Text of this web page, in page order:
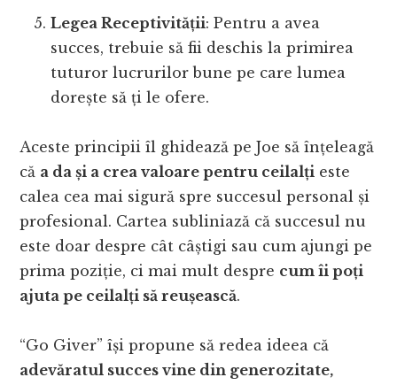
Legea Receptivității: Pentru a avea
succes, trebuie să fii deschis la primirea
tuturor lucrurilor bune pe care lumea
dorește să ți le ofere.
Aceste principii îl ghidează pe Joe să înțeleagă
că a da și a crea valoare pentru ceilalți este
calea cea mai sigură spre succesul personal și
profesional. Cartea subliniază că succesul nu
este doar despre cât câștigi sau cum ajungi pe
prima poziție, ci mai mult despre cum îi poți
ajuta pe ceilalți să reușească.
“Go Giver” își propune să redea ideea că
adevăratul succes vine din generozitate,